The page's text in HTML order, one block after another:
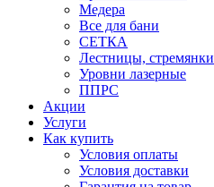
Медера
Все для бани
СЕТКА
Лестницы, стремянки
Уровни лазерные
ППРС
Акции
Услуги
Как купить
Условия оплаты
Условия доставки